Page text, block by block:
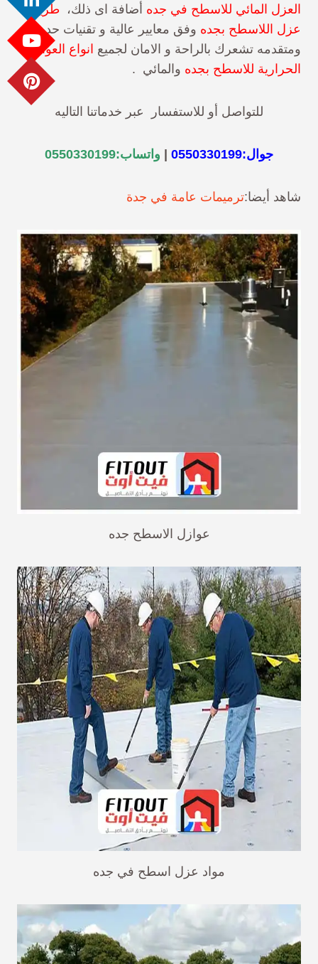
العزل المائي للاسطح في جده أضافة اى ذلك، طريقة
عزل اللاسطح بجده وفق معايير عالية و تقنيات حديثة
ومتقدمه تشعرك بالراحة و الامان لجميع انواع العوازل
الحرارية للاسطح بجده والمائي .
للتواصل أو للاستفسار عبر خدماتنا التاليه
جوال:0550330199
| واتساب:0550330199
شاهد أيضا:ترميمات عامة في جدة
عوازل الاسطح جده
مواد عزل اسطح في جده